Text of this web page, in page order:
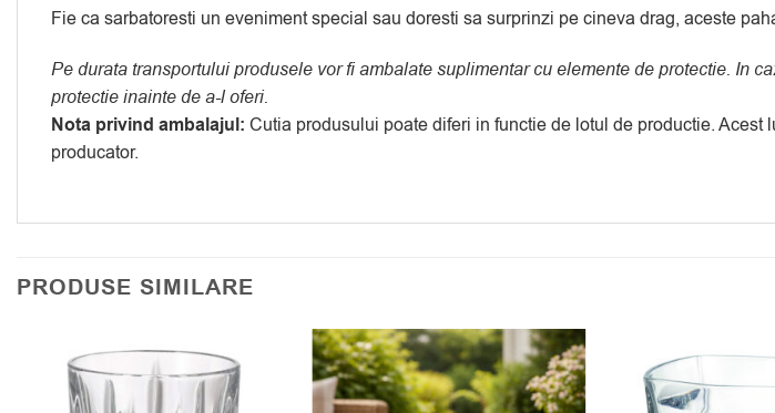
Fie ca sarbatoresti un eveniment special sau doresti sa surprinzi pe cineva drag, aceste
Pe durata transportului produsele vor fi ambalate suplimentar cu elemente de protectie. In
protectie inainte de a-l oferi.
Nota privind ambalajul: Cutia produsului poate diferi in functie de lotul de productie.
producator.
PRODUSE SIMILARE